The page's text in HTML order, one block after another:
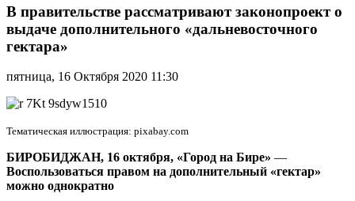
правительстве
законопроект
о
дополнительного
гектара»
В правительстве рассматривают законопроект о
выдаче дополнительного «дальневосточного
гектара»
пятница, 16 Октября 2020 11:30
Тематическая иллюстрация: pixabay.com
БИРОБИДЖАН, 16 октября, «Город на Бире» —
Воспользоваться правом на дополнительный «гектар»
можно однократно